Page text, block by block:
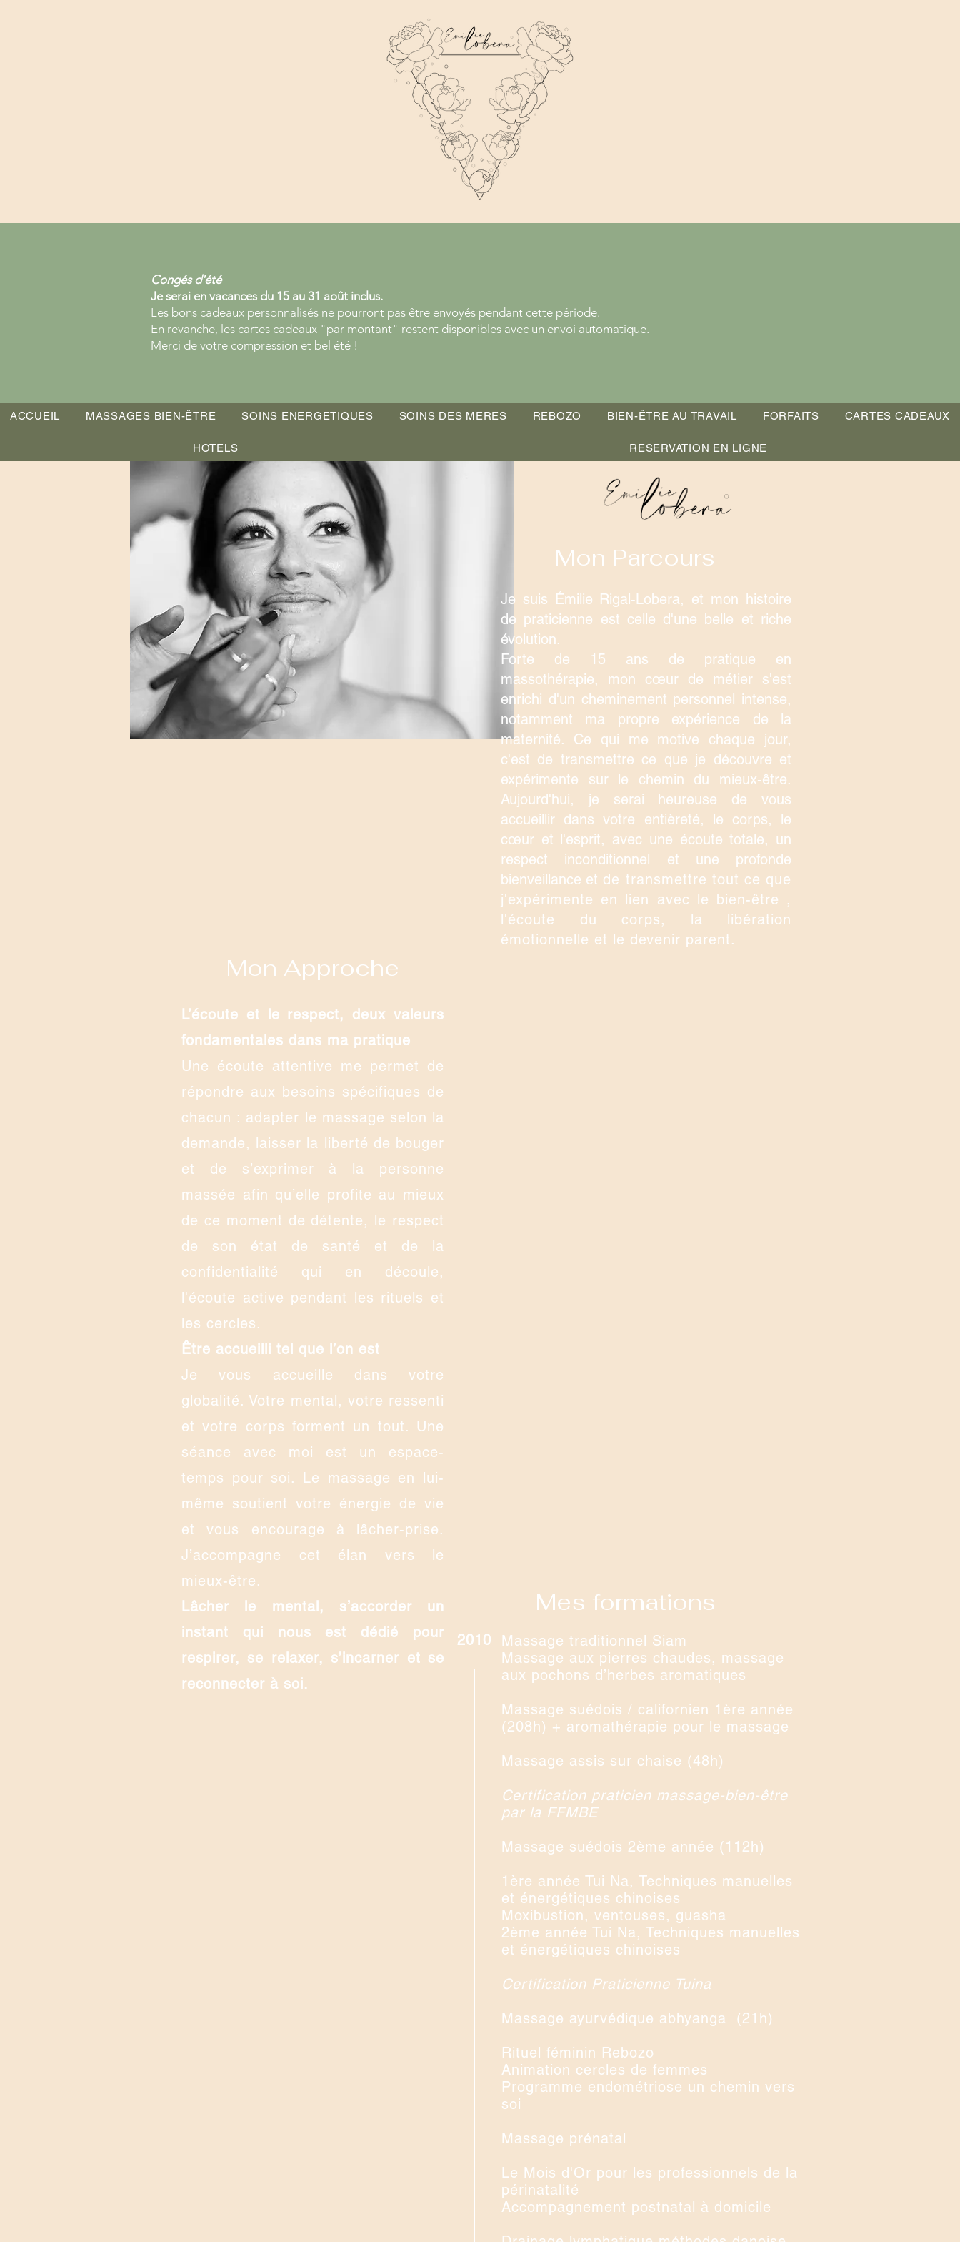
Congés d'été
Je serai en vacances du 15 au 31 août inclus.
Les bons cadeaux personnalisés ne pourront pas être envoyés pendant cette période.
En revanche, les cartes cadeaux "par montant" restent disponibles avec un envoi automatique.
Merci de votre compression et bel été !
ACCUEIL MASSAGES BIEN-ÊTRE SOINS ENERGETIQUES SOINS DES MERES REBOZO BIEN-ÊTRE AU TRAVAIL FORFAITS CARTES CADEAUX
HOTELS RESERVATION EN LIGNE
Mon Parcours
Je suis Émilie Rigal-Lobera, et mon histoire
de praticienne est celle d'une belle et riche
évolution.
Forte de 15 ans de pratique en
massothérapie, mon cœur de métier s'est
enrichi d'un cheminement personnel intense,
notamment ma propre expérience de la
maternité. Ce qui me motive chaque jour,
c'est de transmettre ce que je découvre et
expérimente sur le chemin du mieux-être.
Aujourd'hui, je serai heureuse de vous
accueillir dans votre entièreté, le corps, le
cœur et l'esprit, avec une écoute totale, un
respect inconditionnel et une profonde
bienveillance et de transmettre tout ce que
j'expérimente en lien avec le bien-être ,
l'écoute du corps, la libération
émotionnelle et le devenir parent.
Mon Approche
L’écoute et le respect, deux valeurs
fondamentales dans ma pratique
Une écoute attentive me permet de
répondre aux besoins spécifiques de
chacun : adapter le massage selon la
demande, laisser la liberté de bouger
et de s’exprimer à la personne
massée afin qu’elle profite au mieux
de ce moment de détente, le respect
de son état de santé et de la
confidentialité qui en découle,
l'écoute active pendant les rituels et
les cercles.
Être accueilli tel que l’on est
Je vous accueille dans votre
globalité. Votre mental, votre ressenti
et votre corps forment un tout. Une
séance avec moi est un espace-
temps pour soi. Le massage en lui-
même soutient votre énergie de vie
et vous encourage à lâcher-prise.
J’accompagne cet élan vers le
mieux-être.
Lâcher le mental, s’accorder un
instant qui nous est dédié pour
respirer, se relaxer, s’incarner et se
reconnecter à soi.
Mes formations
Massage traditionnel Siam
Massage aux pierres chaudes, massage
aux pochons d’herbes aromatiques
Massage suédois / californien 1ère année
(208h) + aromathérapie pour le massage
Massage assis sur chaise (48h)
Certification praticien massage-bien-être
par la FFMBE
Massage suédois 2ème année (112h)
1ère année Tui Na, Techniques manuelles
et énergétiques chinoises
Moxibustion, ventouses, guasha
2ème année Tui Na, Techniques manuelles
et énergétiques chinoises
Certification Praticienne Tuina
Massage ayurvédique abhyanga (21h)
Rituel féminin Rebozo
Animation cercles de femmes
Programme endométriose un chemin vers
soi
Massage prénatal
Le Mois d'Or pour les professionnels de la
périnatalité
Accompagnement postnatal à domicile
2010